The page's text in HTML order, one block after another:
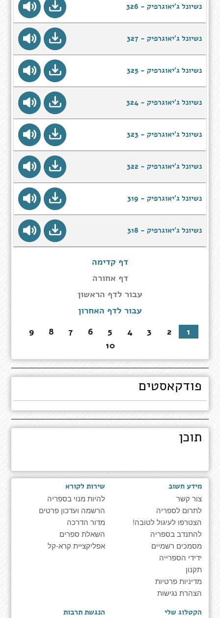
נשיונל ג'יאוגרפיק - 326
נשיונל ג'יאוגרפיק - 327
נשיונל ג'יאוגרפיק - 325
נשיונל ג'יאוגרפיק - 324
נשיונל ג'יאוגרפיק - 323
נשיונל ג'יאוגרפיק - 322
נשיונל ג'יאוגרפיק - 319
נשיונל ג'יאוגרפיק - 318
דף קדימה
דף אחורה
עבור
הראשון
עבור לדף הראשון
עבור לדף האחרון
1
2
3
4
5
6
7
8
9
10
פודקאסטים
תוכן
מידע חשוב
צור קשר
לתרום לספריה
הצטרפו לעיגול לטובה!
להתנדב בספריה
מסמכים רשמיים
ידידי הספרייה
תקנון
מדיניות פרטיות
הצהרת נגישות
שירות לקורא
להיות מנוי בספריה
הרשמה ועדכון פרטים
מדור הדרכה
השאלת ספרים
אפליקציית קרא-קל
הקטלוג שלי הנגשת תרבות